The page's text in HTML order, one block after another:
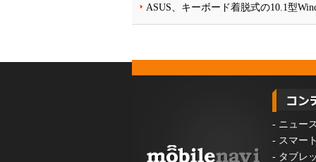
ASUS、キーボード着脱式の10.1型
- ニュー
- スマー
- タブレ